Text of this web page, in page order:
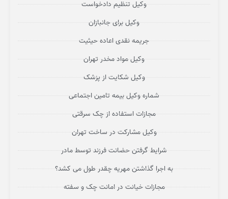
وکیل تنظیم دادخواست
وکیل برای جانبازان
جریمه نقدی اعاده حیثیت
وکیل مواد مخدر تهران
وکیل شکایت از پزشک
شماره وکیل بیمه تامین اجتماعی
مجازات استفاده از چک سرقتی
وکیل مشارکت در ساخت تهران
شرایط گرفتن حضانت فرزند توسط مادر
به اجرا گذاشتن مهریه چقدر طول می کشد؟
مجازات خیانت در امانت چک و سفته